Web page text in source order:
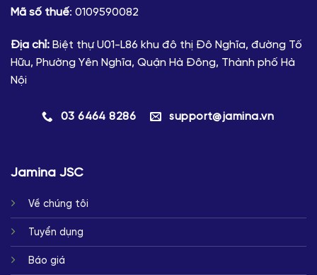
Mã số thuế: 0109590082
Địa chỉ: Biệt thự U01-L86 khu đô thị Đô Nghĩa, đường Tố
Hữu, Phường Yên Nghĩa, Quận Hà Đông, Thành phố Hà
Nội
03 6464 8286 support@jamina.vn
Jamina JSC
Về chúng tôi
Tuyển dụng
Báo giá